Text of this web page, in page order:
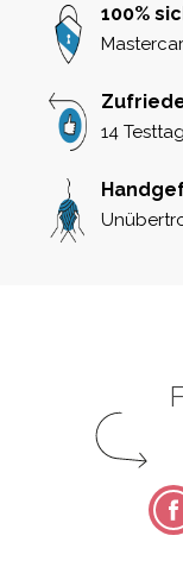
100%
14